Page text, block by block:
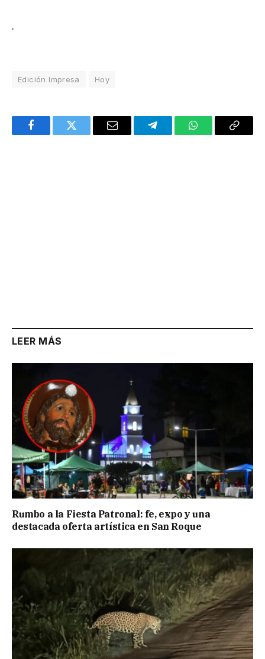
.
Edición Impresa Hoy
FacebookTwitter Email TelegramWhatsAppCopy
LEER MÁS
Rumbo a la Fiesta Patronal: fe, expo y una
destacada oferta artística en San Roque